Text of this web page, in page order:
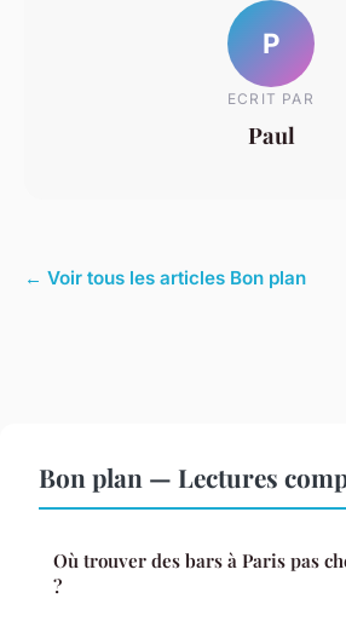
P
ECRIT PAR
Paul
← Voir tous les articles Bon plan
Bon plan — Lectures
Où trouver des bars à Paris pas
?